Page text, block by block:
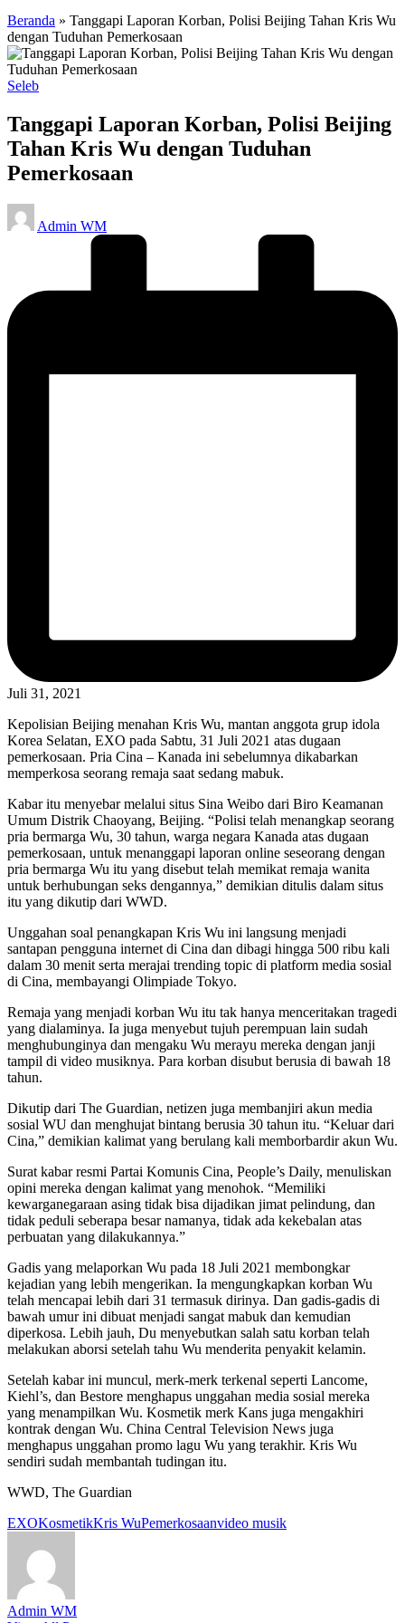
Beranda » Tanggapi Laporan Korban, Polisi Beijing Tahan Kris Wu
dengan Tuduhan Pemerkosaan
Posted
Seleb
Tanggapi Laporan Korban, Polisi Beijing
Tahan Kris Wu dengan Tuduhan
Pemerkosaan
Posted
by
Admin WM
Juli 31, 2021
Kepolisian Beijing menahan Kris Wu, mantan anggota grup idola
Korea Selatan, EXO pada Sabtu, 31 Juli 2021 atas dugaan
pemerkosaan. Pria Cina – Kanada ini sebelumnya dikabarkan
memperkosa seorang remaja saat sedang mabuk.
Kabar itu menyebar melalui situs Sina Weibo dari Biro Keamanan
Umum Distrik Chaoyang, Beijing. “Polisi telah menangkap seorang
pria bermarga Wu, 30 tahun, warga negara Kanada atas dugaan
pemerkosaan, untuk menanggapi laporan online seseorang dengan
pria bermarga Wu itu yang disebut telah memikat remaja wanita
untuk berhubungan seks dengannya,” demikian ditulis dalam situs
itu yang dikutip dari WWD.
Unggahan soal penangkapan Kris Wu ini langsung menjadi
santapan pengguna internet di Cina dan dibagi hingga 500 ribu kali
dalam 30 menit serta merajai trending topic di platform media sosial
di Cina, membayangi Olimpiade Tokyo.
Remaja yang menjadi korban Wu itu tak hanya menceritakan tragedi
yang dialaminya. Ia juga menyebut tujuh perempuan lain sudah
menghubunginya dan mengaku Wu merayu mereka dengan janji
tampil di video musiknya. Para korban disubut berusia di bawah 18
tahun.
Dikutip dari The Guardian, netizen juga membanjiri akun media
sosial WU dan menghujat bintang berusia 30 tahun itu. “Keluar dari
Cina,” demikian kalimat yang berulang kali memborbardir akun Wu.
Surat kabar resmi Partai Komunis Cina, People’s Daily, menuliskan
opini mereka dengan kalimat yang menohok. “Memiliki
kewarganegaraan asing tidak bisa dijadikan jimat pelindung, dan
tidak peduli seberapa besar namanya, tidak ada kekebalan atas
perbuatan yang dilakukannya.”
Gadis yang melaporkan Wu pada 18 Juli 2021 membongkar
kejadian yang lebih mengerikan. Ia mengungkapkan korban Wu
telah mencapai lebih dari 31 termasuk dirinya. Dan gadis-gadis di
bawah umur ini dibuat menjadi sangat mabuk dan kemudian
diperkosa. Lebih jauh, Du menyebutkan salah satu korban telah
melakukan aborsi setelah tahu Wu menderita penyakit kelamin.
Setelah kabar ini muncul, merk-merk terkenal seperti Lancome,
Kiehl’s, dan Bestore menghapus unggahan media sosial mereka
yang menampilkan Wu. Kosmetik merk Kans juga mengakhiri
kontrak dengan Wu. China Central Television News juga
menghapus unggahan promo lagu Wu yang terakhir. Kris Wu
sendiri sudah membantah tudingan itu.
WWD, The Guardian
Tags:
EXOKosmetikKris WuPemerkosaanvideo musik
Admin WM